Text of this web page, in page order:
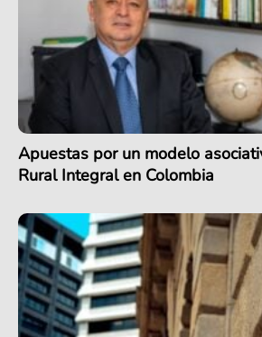
Apuestas por un modelo
Rural Integral en Colombia